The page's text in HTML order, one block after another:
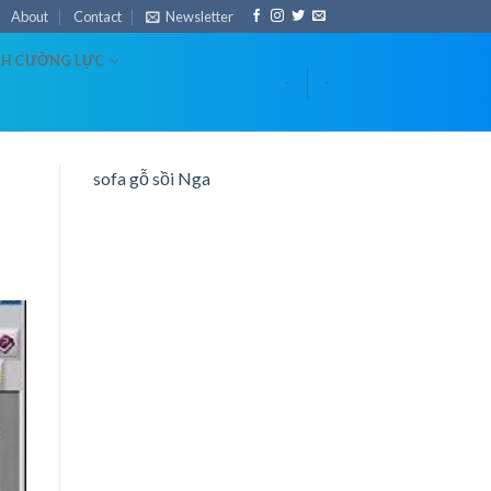
About Contact Newsletter
CƯỜNG LỰC
-
-
sofa gỗ sồi Nga